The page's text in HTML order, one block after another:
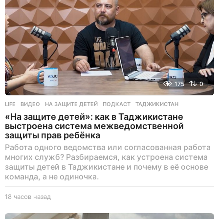
175 0
LIFE ВИДЕО ,НА ЗАЩИТЕ ДЕТЕЙ ,ПОДКАСТ ,ТАДЖИКИСТАН
«На защите детей»: как в Таджикистане
выстроена система межведомственной
защиты прав ребёнка
Работа одного ведомства или согласованная работа
многих служб? Разбираемся, как устроена система
защиты детей в Таджикистане и почему в её основе
команда, а не одиночка.
18 часов назад
ч